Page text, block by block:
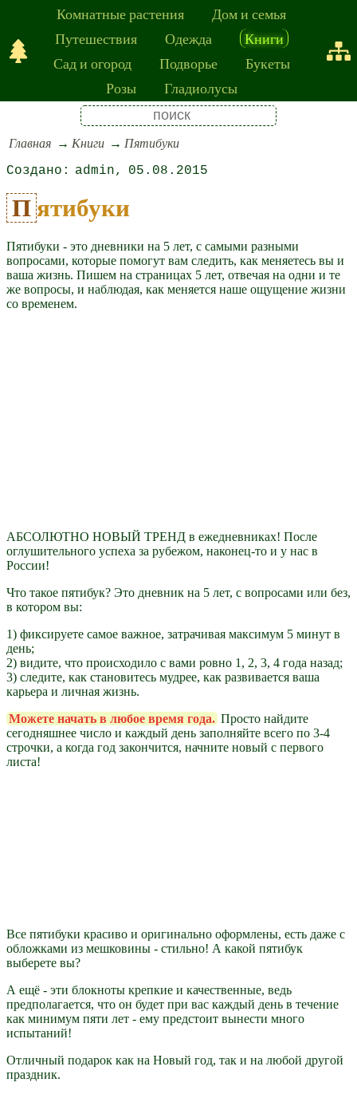
Комнатные растения
Дом и семья
Путешествия
Одежда
Книги
Сад и огород
Подворье
Букеты
Розы
Гладиолусы
Главная Книги Пятибуки
admin 05.08.2015
Пятибуки
Пятибуки - это дневники на 5 лет, с самыми разными
вопросами, которые помогут вам следить, как меняетесь вы и
ваша жизнь. Пишем на страницах 5 лет, отвечая на одни и те
же вопросы, и наблюдая, как меняется наше ощущение жизни
со временем.
АБСОЛЮТНО НОВЫЙ ТРЕНД в ежедневниках! После
оглушительного успеха за рубежом, наконец-то и у нас в
России!
Что такое пятибук? Это дневник на 5 лет, с вопросами или без,
в котором вы:
1) фиксируете самое важное, затрачивая максимум 5 минут в
день;
2) видите, что происходило с вами ровно 1, 2, 3, 4 года назад;
3) следите, как становитесь мудрее, как развивается ваша
карьера и личная жизнь.
Можете начать в любое время года. Просто найдите
сегодняшнее число и каждый день заполняйте всего по 3-4
строчки, а когда год закончится, начните новый с первого
листа!
Все пятибуки красиво и оригинально оформлены, есть даже с
обложками из мешковины - стильно! А какой пятибук
выберете вы?
А ещё - эти блокноты крепкие и качественные, ведь
предполагается, что он будет при вас каждый день в течение
как минимум пяти лет - ему предстоит вынести много
испытаний!
Отличный подарок как на Новый год, так и на любой другой
праздник.